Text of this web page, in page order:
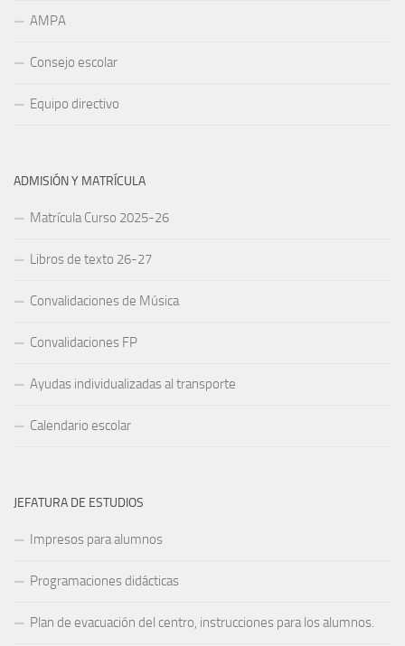
AMPA
Consejo escolar
Equipo directivo
ADMISIÓN Y MATRÍCULA
Matrícula Curso 2025-26
Libros de texto 26-27
Convalidaciones de Música
Convalidaciones FP
Ayudas individualizadas al transporte
Calendario escolar
JEFATURA DE ESTUDIOS
Impresos para alumnos
Programaciones didácticas
Plan de evacuación del centro, instrucciones para los alumnos.